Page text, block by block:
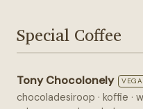
Special Coffee
Tony Chocolonely VEGA
chocoladesiroop · koffie ·